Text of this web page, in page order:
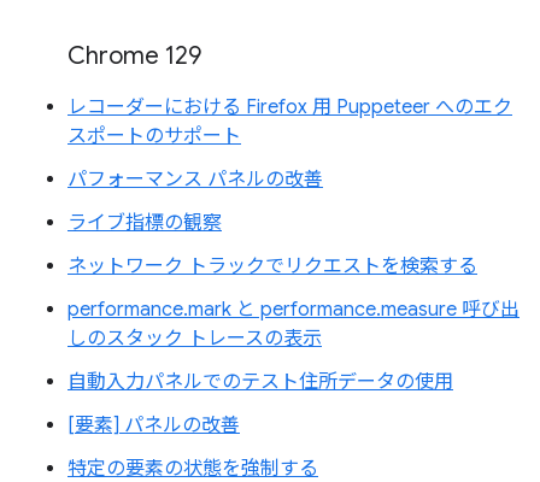
Chrome 129
レコーダーにおける Firefox 用 Puppeteer へのエク
スポートのサポート
パフォーマンス パネルの改善
ライブ指標の観察
ネットワーク トラックでリクエストを検索する
performance.mark と performance.measure 呼び出
しのスタック トレースの表示
自動入力パネルでのテスト住所データの使用
[要素] パネルの改善
特定の要素の状態を強制する